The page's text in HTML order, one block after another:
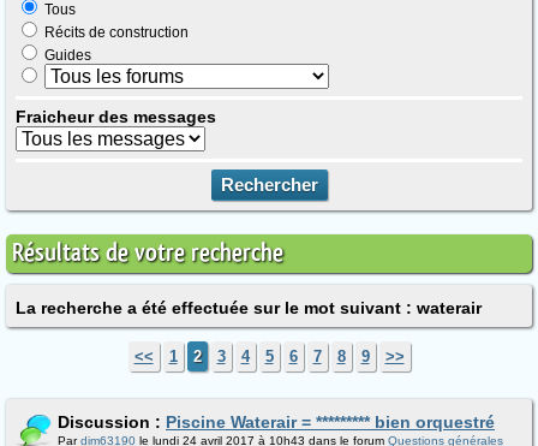
Tous
Récits de construction
Guides
Fraicheur des messages
Résultats de votre recherche
La recherche a été effectuée sur le mot suivant : waterair
<< 1 2 3 4 5 6 7 8 9 >>
Discussion : Piscine Waterair = ********* bien orquestré
Pardim63190 le lundi 24 avril 2017 à 10h43 dans le forum Questions générales